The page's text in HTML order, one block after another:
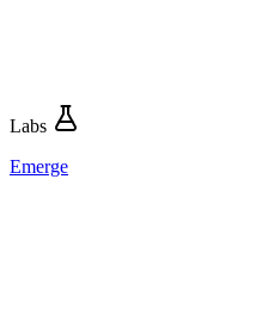
Labs
Emerge